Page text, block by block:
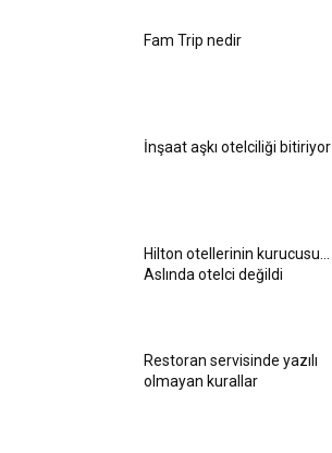
Fam Trip nedir
İnşaat aşkı otelciliği bitiriyor
Hilton otellerinin kurucusu…
Aslında otelci değildi
Restoran servisinde yazılı
olmayan kurallar